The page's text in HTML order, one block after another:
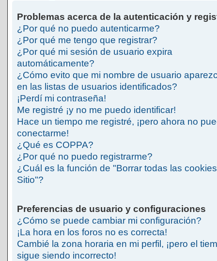
Problemas acerca de la autenticación y
¿Por qué no puedo autenticarme?
¿Por qué me tengo que registrar?
¿Por qué mi sesión de usuario expira
automáticamente?
¿Cómo evito que mi nombre de usuario
en las listas de usuarios identificados?
¡Perdí mi contraseña!
Me registré ¡y no me puedo identificar!
Hace un tiempo me registré, ¡pero ahora no
conectarme!
¿Qué es COPPA?
¿Por qué no puedo registrarme?
¿Cuál es la función de "Borrar todas las
Sitio"?
Preferencias de usuario y configuraciones
¿Cómo se puede cambiar mi configuración?
¡La hora en los foros no es correcta!
Cambié la zona horaria en mi perfil, ¡pero el
sigue siendo incorrecto!